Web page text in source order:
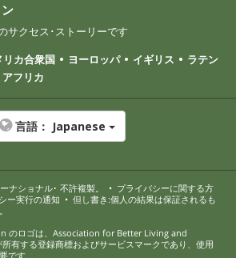
サクセス･ストーリーです
リカ合衆国 ヨーロッパ イギリス
ラテン
アフリカ
言語： Japanese
ナショナル･ 不許複製。 • プライバシーに関する方
ー実行の通知 • 但し書き:個人の結果は保証されるも
のロゴは、Association for Better Living and
有する登録商標およびサービスマークであり、使用
です。